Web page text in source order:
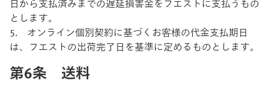
日から支払済みまでの遅延損害金をフエストに支払うもの
とします。
5. オンライン個別契約に基づくお客様の代金支払期日
は、フエストの出荷完了日を基準に定めるものとします。
第6条 送料